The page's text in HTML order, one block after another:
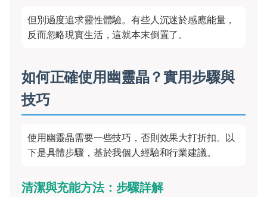
但別過度追求靈性體驗。有些人沉迷於感應能量，
反而忽略現實生活，這就本末倒置了。
如何正確使用幽靈晶？實用步驟與
技巧
使用幽靈晶需要一些技巧，否則效果大打折扣。以
下是具體步驟，基於我個人經驗和行業建議。
清潔與充能方法：步驟詳解